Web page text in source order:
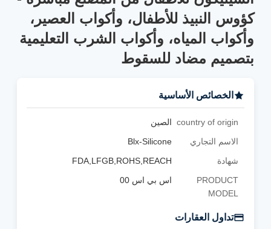
كؤوس النبيذ للأطفال، وأكواب العصير،
وأكواب المياه، وأكواب الشرب التعليمية
بتصميم مضاد للسقوط
الخصائص الأساسية
country of origin الصين
الاسم التجاري
Blx-Silicone
شهادة
FDA,LFGB,ROHS,REACH
PRODUCT
MODEL
اس بي اس 00
تداول العقارات